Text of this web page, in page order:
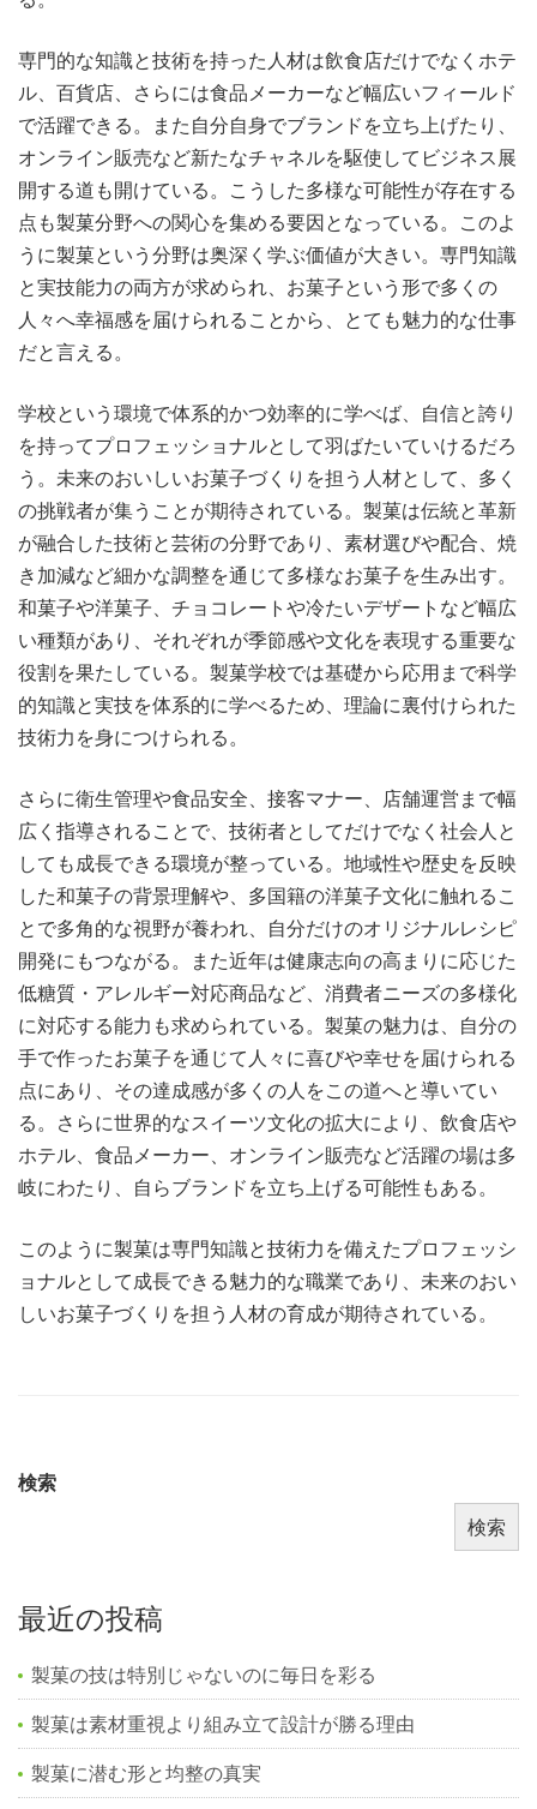
専門的な知識と技術を持った人材は飲食店だけでなくホテ
ル、百貨店、さらには食品メーカーなど幅広いフィールド
で活躍できる。また自分自身でブランドを立ち上げたり、
オンライン販売など新たなチャネルを駆使してビジネス展
開する道も開けている。こうした多様な可能性が存在する
点も製菓分野への関心を集める要因となっている。このよ
うに製菓という分野は奥深く学ぶ価値が大きい。専門知識
と実技能力の両方が求められ、お菓子という形で多くの
人々へ幸福感を届けられることから、とても魅力的な仕事
だと言える。
学校という環境で体系的かつ効率的に学べば、自信と誇り
を持ってプロフェッショナルとして羽ばたいていけるだろ
う。未来のおいしいお菓子づくりを担う人材として、多く
の挑戦者が集うことが期待されている。製菓は伝統と革新
が融合した技術と芸術の分野であり、素材選びや配合、焼
き加減など細かな調整を通じて多様なお菓子を生み出す。
和菓子や洋菓子、チョコレートや冷たいデザートなど幅広
い種類があり、それぞれが季節感や文化を表現する重要な
役割を果たしている。製菓学校では基礎から応用まで科学
的知識と実技を体系的に学べるため、理論に裏付けられた
技術力を身につけられる。
さらに衛生管理や食品安全、接客マナー、店舗運営まで幅
広く指導されることで、技術者としてだけでなく社会人と
しても成長できる環境が整っている。地域性や歴史を反映
した和菓子の背景理解や、多国籍の洋菓子文化に触れるこ
とで多角的な視野が養われ、自分だけのオリジナルレシピ
開発にもつながる。また近年は健康志向の高まりに応じた
低糖質・アレルギー対応商品など、消費者ニーズの多様化
に対応する能力も求められている。製菓の魅力は、自分の
手で作ったお菓子を通じて人々に喜びや幸せを届けられる
点にあり、その達成感が多くの人をこの道へと導いてい
る。さらに世界的なスイーツ文化の拡大により、飲食店や
ホテル、食品メーカー、オンライン販売など活躍の場は多
岐にわたり、自らブランドを立ち上げる可能性もある。
このように製菓は専門知識と技術力を備えたプロフェッシ
ョナルとして成長できる魅力的な職業であり、未来のおい
しいお菓子づくりを担う人材の育成が期待されている。
検索
検索
最近の投稿
製菓の技は特別じゃないのに毎日を彩る
製菓は素材重視より組み立て設計が勝る理由
製菓に潜む形と均整の真実